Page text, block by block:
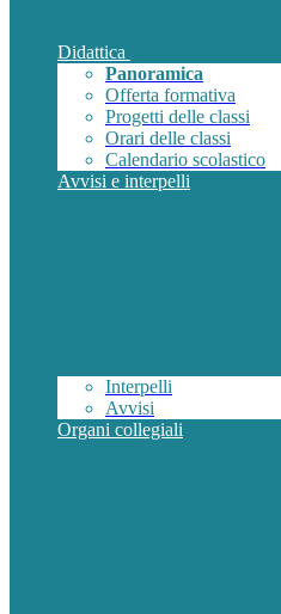
Didattica
Panoramica
Offerta formativa
Progetti delle classi
Orari delle classi
Calendario scolastico
Avvisi e interpelli
Interpelli
Avvisi
Organi collegiali